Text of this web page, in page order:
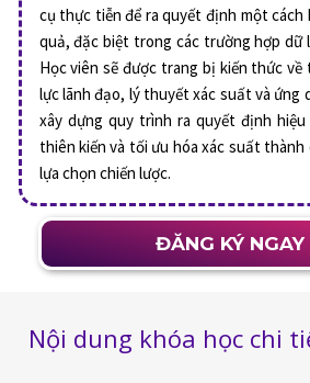
cụ thực tiễn để ra quyết định một cách
quả, đặc biệt trong các trường hợp dữ
Học viên sẽ được trang bị kiến thức về
lực lãnh đạo, lý thuyết xác suất và ứng
xây dựng quy trình ra quyết định
thiên kiến và tối ưu hóa xác suất
lựa chọn chiến lược.
ĐĂNG KÝ NGAY
Nội dung khóa học chi